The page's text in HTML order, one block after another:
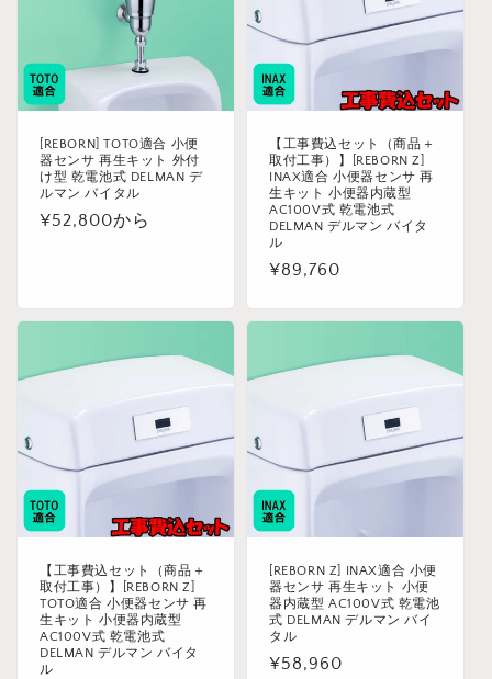
[REBORN] TOTO適合 小便
器センサ 再生キット 外付
け型 乾電池式 DELMAN デ
ルマン バイタル
通
¥52,800から
【工事費込セット（商品＋
取付工事）】[REBORN Z]
INAX適合 小便器センサ 再
生キット 小便器内蔵型
AC100V式 乾電池式
DELMAN デルマン バイタ
ル
通
価
¥89,760
【工事費込セット（商品＋
取付工事）】[REBORN Z]
TOTO適合 小便器センサ 再
生キット 小便器内蔵型
AC100V式 乾電池式
DELMAN デルマン バイタ
ル
[REBORN Z] INAX適合 小便
器センサ 再生キット 小便
器内蔵型 AC100V式 乾電池
式 DELMAN デルマン バイ
タル
通
¥58,960